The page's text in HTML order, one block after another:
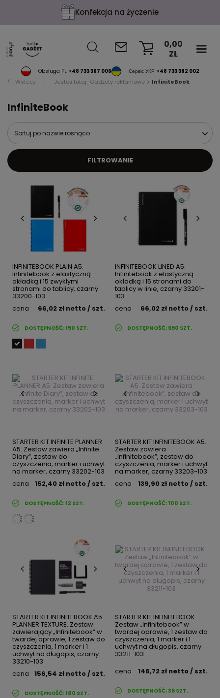
Konfekcja na życzenie
Obsługa PL +48 733 367 006 Сервіс УКР +48 733 382 002
0,00
ZŁ
Wstecz Jesteś tutaj: Gadżety reklamowe InfiniteBook
InfiniteBook
Sortuj po nazwie rosnąco
FILTROWANIE
INFINITEBOOK PLAIN A5.
Infinitebook z elastyczną
okładką i 15 zwykłymi
stronami do tablicy, czarny
33200-103
cena
66,02 zł netto/ szt.
DOSTĘPNOŚĆ:150 SZT.
INFINITEBOOK LINED A5.
Infinitebook z elastyczną
okładką i 15 stronami do
tablicy w linie, czarny 33201-
103
cena
66,02 zł netto/ szt.
DOSTĘPNOŚĆ:650 SZT.
STARTER KIT INFINITE PLANNER
A5. Zestaw zawiera „Infinite
Diary”, zestaw do
czyszczenia, marker i uchwyt
na marker, czarny 33202-103
cena
152,40 zł netto/ szt.
DOSTĘPNOŚĆ:12 SZT.
STARTER KIT INFINITEBOOK A5.
Zestaw zawiera
„Infinitebook”, zestaw do
czyszczenia, marker i uchwyt
na marker, czarny 33203-103
cena
139,90 zł netto/ szt.
DOSTĘPNOŚĆ:100 SZT.
STARTER KIT INFINITEBOOK A5
PLANNER TEXTURE. Zestaw
zawierający „Infinitebook” w
twardej oprawie, 1 zestaw do
czyszczenia, 1 marker i 1
uchwyt na długopis, czarny
33210-103
cena
156,54 zł netto/ szt.
DOSTĘPNOŚĆ:180 SZT.
STARTER KIT INFINITEBOOK.
Zestaw „Infinitebook” w
twardej oprawie, 1 zestaw do
czyszczenia, 1 marker i 1
uchwyt na długopis, czarny
33211-103
cena
146,72 zł netto/ szt.
DOSTĘPNOŚĆ:36SZT.